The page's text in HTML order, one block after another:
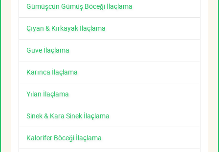
Gümüşcün Gümüş Böceği İlaçlama
Çıyan & Kırkayak İlaçlama
Güve İlaçlama
Karınca İlaçlama
Yılan İlaçlama
Sinek & Kara Sinek İlaçlama
Kalorifer Böceği İlaçlama